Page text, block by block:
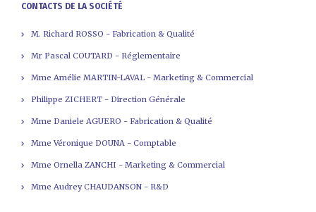
CONTACTS DE LA SOCIÉTÉ
M. Richard ROSSO - Fabrication & Qualité
Mr Pascal COUTARD - Réglementaire
Mme Amélie MARTIN-LAVAL - Marketing & Commercial
Philippe ZICHERT - Direction Générale
Mme Daniele AGUERO - Fabrication & Qualité
Mme Véronique DOUNA - Comptable
Mme Ornella ZANCHI - Marketing & Commercial
Mme Audrey CHAUDANSON - R&D